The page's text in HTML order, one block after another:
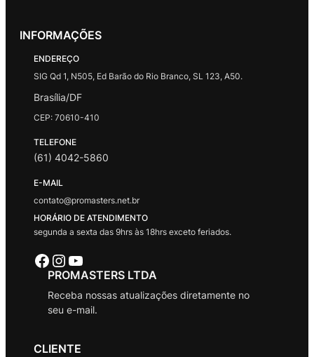
INFORMAÇÕES
ENDEREÇO
SIG Qd 1, N505, Ed Barão do Rio Branco, SL 123, A50.
Brasília/DF
CEP: 70610-410
TELEFONE
(61) 4042-5860
E-MAIL
contato@promasters.net.br
HORÁRIO DE ATENDIMENTO
segunda a sexta das 9hrs às 18hrs exceto feriados.
Facebook Instagram Youtube
PROMASTERS LTDA
Receba nossas atualizações diretamente no
seu e-mail.
CLIENTE